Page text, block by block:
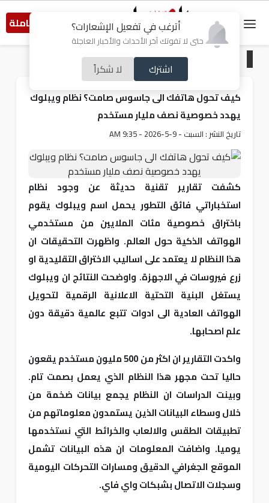
أترغب في تفعيل الإشعارات؟
حتى لا تفوتك آخر الأحداث والأخبار العاجلة
اشترك لا شكراً
النسخة الكاملة
تكنولوجيا
كيف تحول هاتفك الى جاسوس صامت؟ نظام ويبلوك
يهدد خصوصية نصف مليار مستخدم
تاريخ النشر : السبت - 9-5-2026 - 9:35 AM
كشفت تقارير تقنية حديثة عن وجود نظام
استخباراتي فائق التطور يحمل اسم ويبلوك يقوم
باختراق خصوصية مئات الملايين من مستخدمي
الهواتف الذكية حول العالم. واظهرت التحقيقات ان
هذا النظام لا يعتمد على اساليب الاختراق التقليدية او
زرع فيروسات في الاجهزة. واوضحت النتائج ان ويبلوك
يستغل البنية التحتية الاعلانية الرقمية لتحويل
الهواتف العادية الى ادوات تتبع عالمية دقيقة دون
علم اصحابها.
واكدت التقارير ان اكثر من 500 مليون مستخدم يقعون
حاليا تحت مجهر هذا النظام الذي يعمل بصمت تام.
وبينت الدراسات ان النظام يجمع بيانات ضخمة من
خلال وسطاء البيانات الذين يستمدون معلوماتهم من
تطبيقات الطقس والالعاب والخرائط التي نستخدمها
يوميا. واضافت المعلومات ان هذه البيانات تشمل
الموقع الجغرافي الدقيق ومسارات التحركات اليومية
وسجلات الاتصال بشبكات واي فاي.